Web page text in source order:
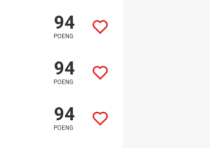
94
POENG
94
POENG
94
POENG